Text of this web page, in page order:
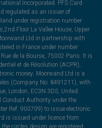
Incorporated. PFS Card
regulated as an issuer of
under registration number
Floor La Vallee House, Upper
Ltd in partnership with
in France under number
de la Bourse, 75002 Paris. It is
et de Résolution (ACPR),
money. Moorwand Ltd is a
(Company No. 8491211), with
London, EC3N 3DS, United
Authority under the
Ref: 900709) to issue electronic
is issued under licence from